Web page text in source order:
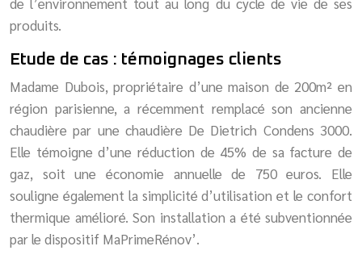
produits.
Etude de cas : témoignages clients
Madame Dubois, propriétaire d’une maison de 200m² en
région parisienne, a récemment remplacé son ancienne
chaudière par une chaudière De Dietrich Condens 3000.
Elle témoigne d’une réduction de 45% de sa facture de
gaz, soit une économie annuelle de 750 euros. Elle
souligne également la simplicité d’utilisation et le confort
thermique amélioré. Son installation a été subventionnée
par le dispositif MaPrimeRénov’.